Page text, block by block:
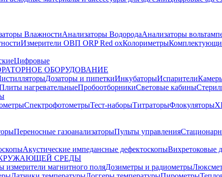
ВлажностиАнализаторы ВодородаАнализаторы
Измерители ОВП ORP Red oxКолориметры
Цифровые
ОБОРУДОВАНИЕ
Дозаторы и пипеткиИнкубаторыИспарители
нагревательныеПробоотборникиСветовые кабины
СпектрофотометрыТест-наборыТитраторыФлокуляторы
Переносные газоанализаторыПульты управления
Акустические импедансные дефектоскопыВихретоковые
СРЕДЫ
измерители магнитного поляДозиметры и радиометры